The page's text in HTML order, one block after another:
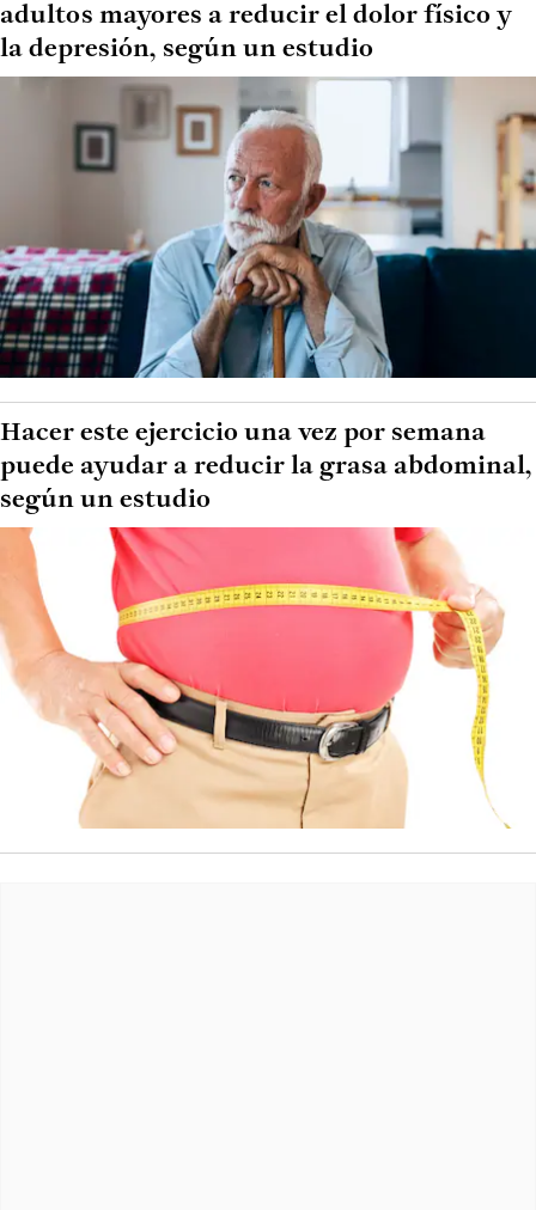
adultos mayores a reducir el dolor físico y
la depresión, según un estudio
Hacer este ejercicio una vez por semana
puede ayudar a reducir la grasa abdominal,
según un estudio